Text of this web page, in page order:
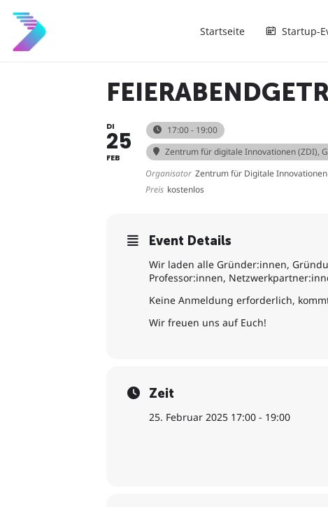
Startseite Startup-
DI
25
FEB
17:00 - 19:00
Zentrum für digitale Innovationen (ZDI),
Organisator Zentrum für Digitale
Preis kostenlos
Event Details
Wir laden alle Gründer:innen,
Professor:innen,
Keine Anmeldung erforderlich,
Wir freuen uns auf Euch!
Zeit
25. Februar 2025 17:00 - 19:00